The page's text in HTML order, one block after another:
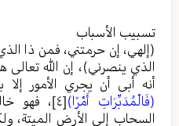
تسبيب الأسباب
(إلهي، إن حرمتني، فمن ذا
الذي ينصرني)، إن الله تعالى
أنه أبى أن يجري الأمور إلا
(فَالْمُدَبِّرَاتِ أَمْرًا)[٤]
، فهو
السحاب إلى الأرض الميتة،